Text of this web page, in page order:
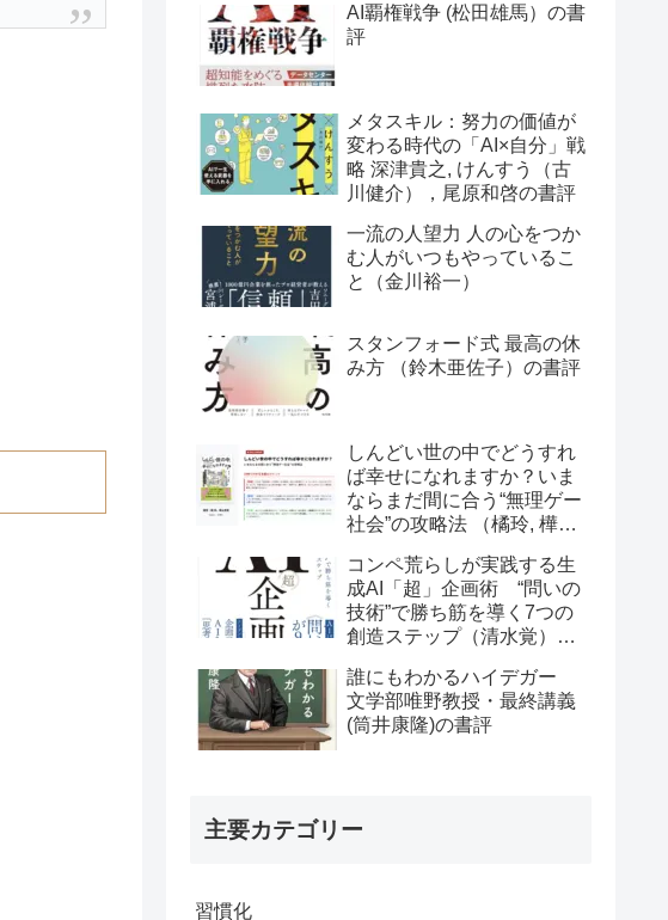
AI覇権戦争 (松田雄馬）の書
評
メタスキル：努力の価値が
変わる時代の「AI×自分」戦
略 深津貴之, けんすう（古
川健介），尾原和啓の書評
一流の人望力 人の心をつか
む人がいつもやっているこ
と（金川裕一）
スタンフォード式 最高の休
み方 （鈴木亜佐子）の書評
しんどい世の中でどうすれ
ば幸せになれますか？いま
ならまだ間に合う“無理ゲー
社会”の攻略法 （橘玲, 樺山
コンペ荒らしが実践する生
成AI「超」企画術 “問いの
技術”で勝ち筋を導く7つの
創造ステップ（清水覚）の
誰にもわかるハイデガー
文学部唯野教授・最終講義
(筒井康隆)の書評
主要カテゴリー
習慣化